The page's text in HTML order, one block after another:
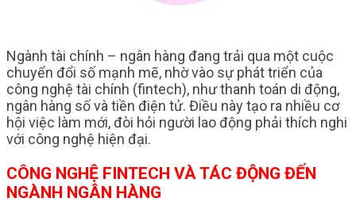
Ngành tài chính – ngân hàng đang trải qua một cuộc
chuyển đổi số mạnh mẽ, nhờ vào sự phát triển của
công nghệ tài chính (fintech), như thanh toán di động,
ngân hàng số và tiền điện tử. Điều này tạo ra nhiều cơ
hội việc làm mới, đòi hỏi người lao động phải thích nghi
với công nghệ hiện đại.
CÔNG NGHỆ FINTECH VÀ TÁC ĐỘNG ĐẾN
NGÀNH NGÂN HÀNG